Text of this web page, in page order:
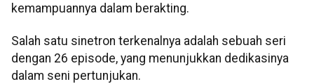
kemampuannya dalam berakting.
Salah satu sinetron terkenalnya adalah sebuah seri
dengan 26 episode, yang menunjukkan dedikasinya
dalam seni pertunjukan.